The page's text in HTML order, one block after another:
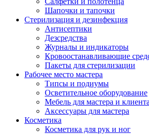
Шапочки и тапочки
Стерилизация и дезинфекция
Антисептики
Дезсредства
Журналы и индикаторы
Кровоостанавливающие
Пакеты для стерилизации
Рабочее место мастера
Типсы и подиумы
Осветительное оборудование
Мебель для мастера и клиента
Аксессуары для мастера
Косметика
Косметика для рук и ног